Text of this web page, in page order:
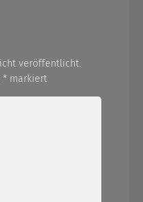
veröffentlicht.
* markiert